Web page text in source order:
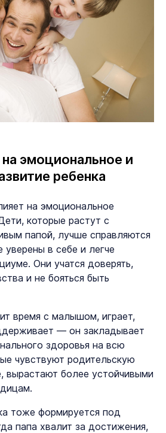
эмоциональное и
ребенка
на эмоциональное
которые растут с
папой, лучше справляются
в себе и легче
Они учатся доверять,
и не бояться быть
время с малышом, играет,
— он закладывает
здоровья на всю
чувствуют родительскую
вырастают более устойчивыми
тоже формируется под
папа хвалит за достижения,